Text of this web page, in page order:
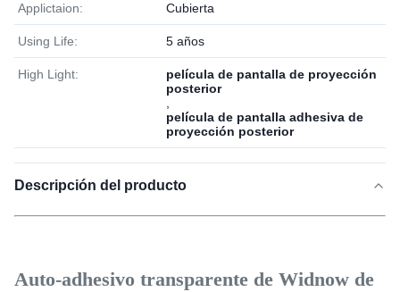
Applictaion: Cubierta
Using Life: 5 años
High Light:
película de pantalla de proyección
posterior
película de pantalla adhesiva de
proyección posterior
Descripción del producto
Auto-adhesivo transparente de Widnow de